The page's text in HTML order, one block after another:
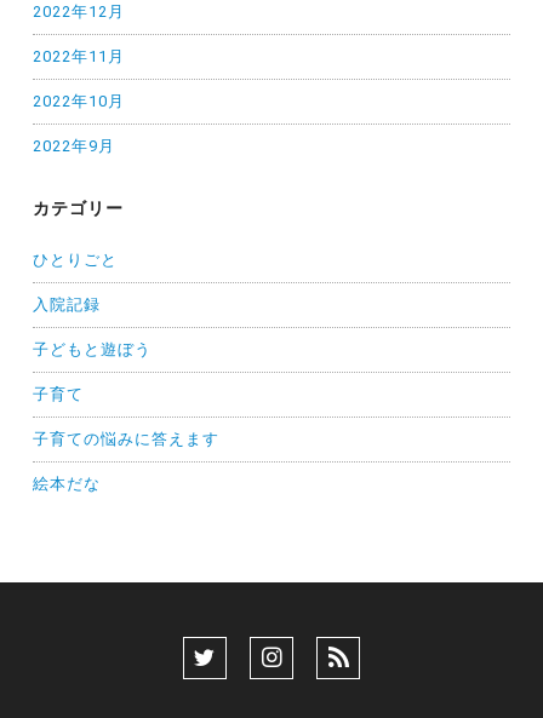
2022年12月
2022年11月
2022年10月
2022年9月
カテゴリー
ひとりごと
入院記録
子どもと遊ぼう
子育て
子育ての悩みに答えます
絵本だな